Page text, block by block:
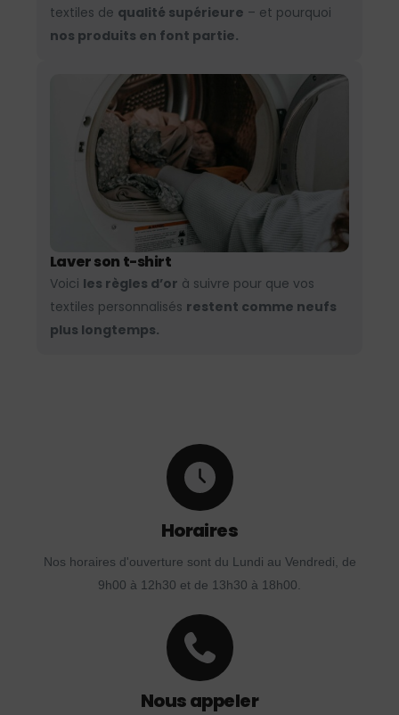
textiles de qualité supérieure – et pourquoi
nos produits en font partie.
Laver son t-shirt
Voici les règles d’or à suivre pour que vos
textiles personnalisés restent comme neufs
plus longtemps.
Horaires
Nos horaires d'ouverture sont du Lundi au Vendredi, de
9h00 à 12h30 et de 13h30 à 18h00.
Nous appeler